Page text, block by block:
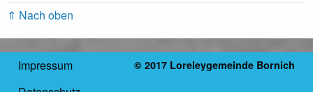
⇑ Nach oben
Impressum
© 2017 Loreleygemeinde Bornich